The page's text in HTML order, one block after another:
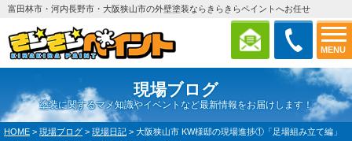
MENU
富田林市・河内長野市・大阪狭山市の外壁塗装ならきらきらペイントへお任せ
現場ブログ
塗装に関するマメ知識やイベントなど最新情報をお届けします！
HOME > 現場ブログ > 現場日記 > 大阪狭山市 KW様邸の現場進捗①「足場組み立て編」